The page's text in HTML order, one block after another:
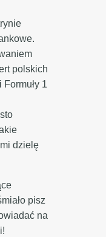
polskich
1
dzielę
pisz
na